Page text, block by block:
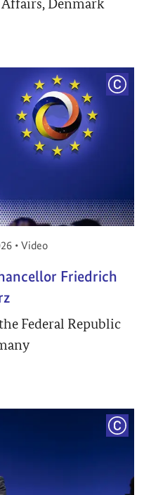
Denmark
am:
• Video
Friedrich
Federal Republic